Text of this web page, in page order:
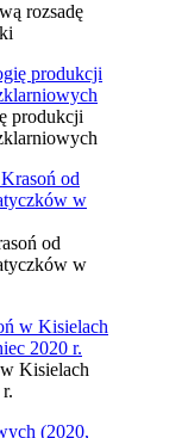
rozsadę
produkcji
od
w
Kisielach